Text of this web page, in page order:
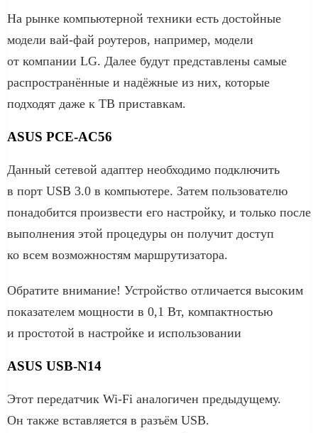
На рынке компьютерной техники есть достойные
модели вай-фай роутеров, например, модели
от компании LG. Далее будут представлены самые
распространённые и надёжные из них, которые
подходят даже к ТВ приставкам.
ASUS PCE-AC56
Данный сетевой адаптер необходимо подключить
в порт USB 3.0 в компьютере. Затем пользователю
понадобится произвести его настройку, и только после
выполнения этой процедуры он получит доступ
ко всем возможностям маршрутизатора.
Обратите внимание! Устройство отличается высоким
показателем мощности в 0,1 Вт, компактностью
и простотой в настройке и использовании
ASUS USB-N14
Этот передатчик Wi-Fi аналогичен предыдущему.
Он также вставляется в разъём USB.